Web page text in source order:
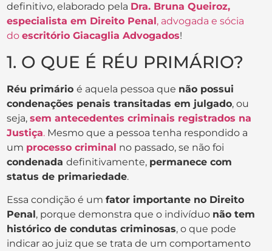
definitivo, elaborado pela Dra. Bruna Queiroz,
especialista em Direito Penal , advogada e sócia
doescritório Giacaglia Advogados!
1. O QUE É RÉU PRIMÁRIO?
Réu primárioé aquela pessoa que não possui
condenações penais transitadas em julgado, ou
seja, sem antecedentes criminais registrados na
Justiça. Mesmo que a pessoa tenha respondido a
um processo criminal no passado, se não foi
condenadadefinitivamente, permanece com
status de primariedade.
Essa condição é umfator importante no Direito
Penal , porque demonstra que o indivíduo não tem
histórico de condutas criminosas, o que pode
indicar ao juiz que se trata de um comportamento